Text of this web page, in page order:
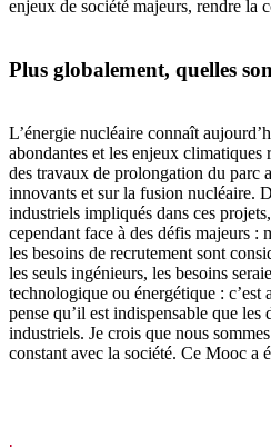
enjeux de société majeurs, rendre la
Plus globalement, quelles
L’énergie nucléaire connaît
abondantes et les enjeux
des travaux de prolongation du parc
innovants et sur la fusion nucléaire.
industriels impliqués dans ces
cependant face à des défis majeurs :
les besoins de recrutement sont
les seuls ingénieurs, les besoins
technologique ou énergétique :
pense qu’il est indispensable que
industriels. Je crois que nous
constant avec la société. Ce Mooc a